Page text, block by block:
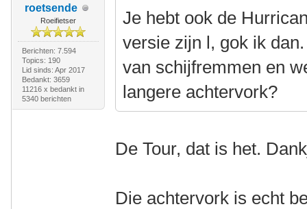
roetsende
Roeifietser
Berichten: 7.594
Topics: 190
Lid sinds: Apr 2017
Bedankt: 3659
11216 x bedankt in
5340 berichten
Je hebt ook de
versie zijn l, gok ik
van schijfremmen en
langere achtervork?
De Tour, dat is het.
Die achtervork is echt